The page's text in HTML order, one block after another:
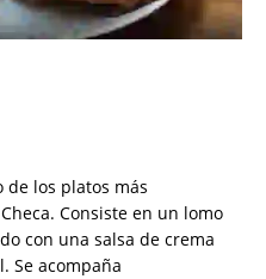
de los platos más
Consiste en un lomo
con una salsa de crema
Se acompaña